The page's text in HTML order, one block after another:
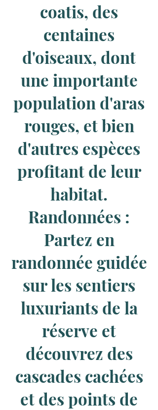
coatis, des
centaines
d'oiseaux, dont
une importante
population d'aras
rouges, et bien
d'autres espèces
profitant de leur
habitat.
Randonnées :
Partez en
randonnée guidée
sur les sentiers
luxuriants de la
réserve et
découvrez des
cascades cachées
et des points de